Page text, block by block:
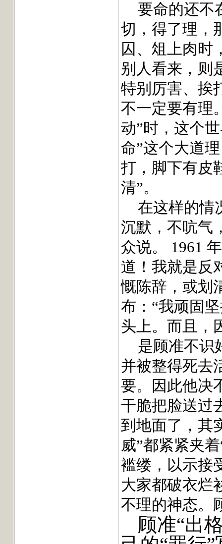
要命的还不
切，得了理，
囚、俎上肉时
别人看来，则
特别厉害、挨
不一定要有理
动”时，这个
命”这个大道
打，脚下有皮
清”。
在这样的情
沉默，不吭气
众说。
1961 年
道！我就是反
慨陈辞，或划
布：“我顽固
头上。而且，
是顾准不识
并被整得死去
要。因此他决
干脆把脸送过
到地面了，其
威”都紧紧夹
褴缕，以示接
大家都破衣烂
不理的神态。
顾准“出